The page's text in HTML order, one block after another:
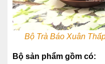
Bộ Trà Báo Xuân
Bộ sản phẩm gồm có: